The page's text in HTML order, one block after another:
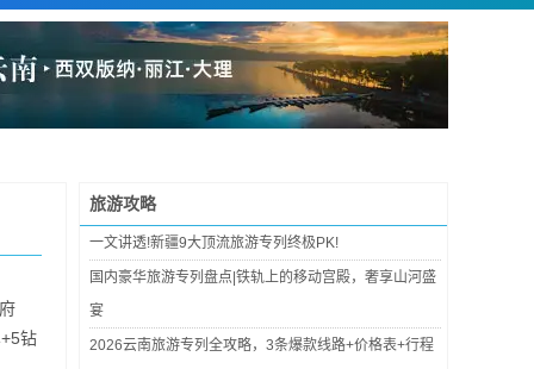
钻
旅游攻略
一文讲透!新疆9大顶流旅游专列终极PK!
国内豪华旅游专列盘点|铁轨上的移动宫殿，奢享山河盛
宴
2026云南旅游专列全攻略，3条爆款线路+价格表+行程